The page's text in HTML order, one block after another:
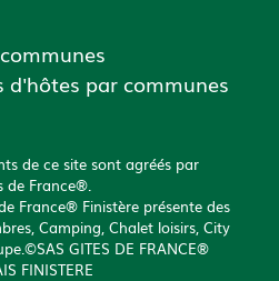
d'hôtes par communes
de ce site sont agréés par
de France®.
France® Finistère présente des
Camping, Chalet loisirs, City
GITES DE FRANCE®
FINISTERE